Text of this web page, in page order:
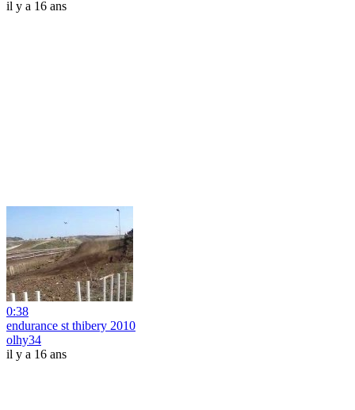
il y a 16 ans
0:38
endurance st thibery 2010
olhy34
il y a 16 ans